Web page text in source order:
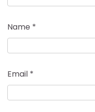
Name *
Email *